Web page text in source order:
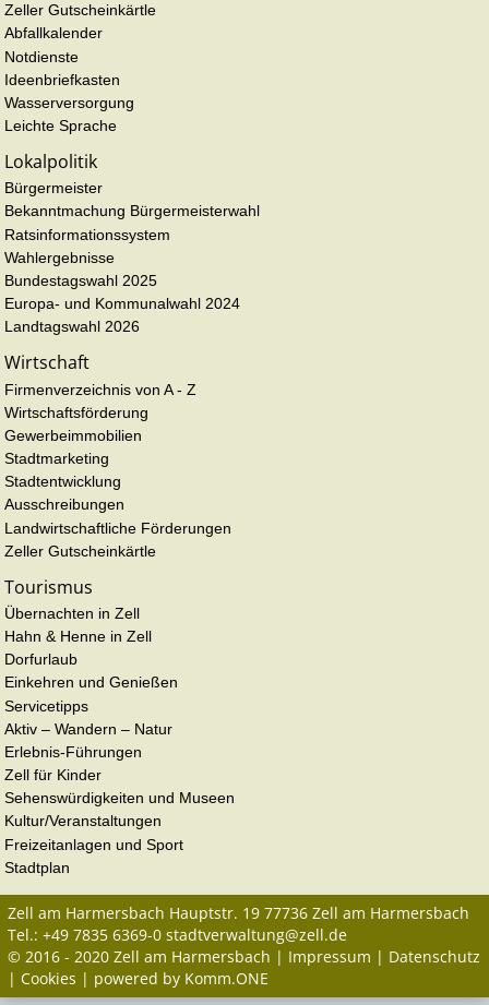
Zeller Gutscheinkärtle
Abfallkalender
Notdienste
Ideenbriefkasten
Wasserversorgung
Leichte Sprache
Lokalpolitik
Bürgermeister
Bekanntmachung Bürgermeisterwahl
Ratsinformationssystem
Wahlergebnisse
Bundestagswahl 2025
Europa- und Kommunalwahl 2024
Landtagswahl 2026
Wirtschaft
Firmenverzeichnis von A - Z
Wirtschaftsförderung
Gewerbeimmobilien
Stadtmarketing
Stadtentwicklung
Ausschreibungen
Landwirtschaftliche Förderungen
Zeller Gutscheinkärtle
Tourismus
Übernachten in Zell
Hahn & Henne in Zell
Dorfurlaub
Einkehren und Genießen
Servicetipps
Aktiv – Wandern – Natur
Erlebnis-Führungen
Zell für Kinder
Sehenswürdigkeiten und Museen
Kultur/Veranstaltungen
Freizeitanlagen und Sport
Stadtplan
Zell am Harmersbach Hauptstr. 19 77736 Zell am Harmersbach
Tel.: +49 7835 6369-0 stadtverwaltung@zell.de
© 2016 - 2020 Zell am Harmersbach | Impressum | Datenschutz
| Cookies | powered by Komm.ONE